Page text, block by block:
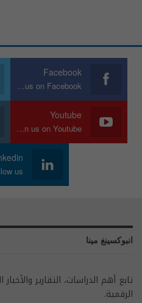
Facebook
Join us on Facebook
Youtube
Join us on Youtube
us
انبوكسينغ مينا
تابع أهم الدراسات، التقارير والأخبار
الرقمية.